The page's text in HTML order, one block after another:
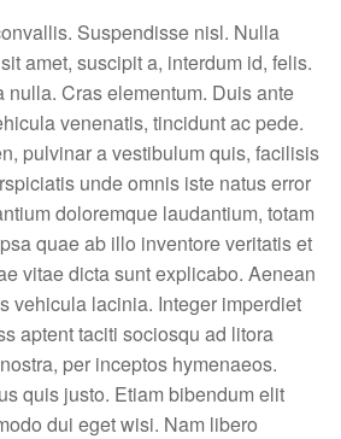
Suspendisse nisl. Nulla
amet, suscipit a, interdum id, felis.
Cras elementum. Duis ante
venenatis, tincidunt ac pede.
pulvinar a vestibulum quis, facilisis
unde omnis iste natus error
doloremque laudantium, totam
quae ab illo inventore veritatis et
vitae dicta sunt explicabo. Aenean
vehicula lacinia. Integer imperdiet
aptent taciti sociosqu ad litora
per inceptos hymenaeos.
quis justo. Etiam bibendum elit
dui eget wisi. Nam libero